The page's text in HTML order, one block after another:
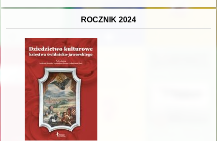
ROCZNIK 2024